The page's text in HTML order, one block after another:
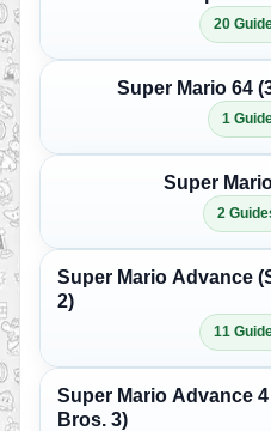
20
Super Mario 64
1
Super
2
Super Mario Advance
2)
11
Super Mario Advance
Bros. 3)